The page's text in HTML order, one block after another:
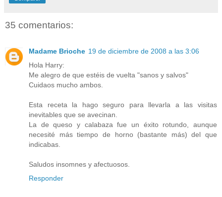
35 comentarios:
Madame Brioche 19 de diciembre de 2008 a las 3:06
Hola Harry:
Me alegro de que estéis de vuelta "sanos y salvos"
Cuidaos mucho ambos.
Esta receta la hago seguro para llevarla a las visitas
inevitables que se avecinan.
La de queso y calabaza fue un éxito rotundo, aunque
necesité más tiempo de horno (bastante más) del que
indicabas.
Saludos insomnes y afectuosos.
Responder